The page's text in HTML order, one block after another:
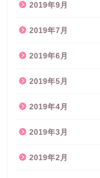
2019年9月
2019年7月
2019年6月
2019年5月
2019年4月
2019年3月
2019年2月